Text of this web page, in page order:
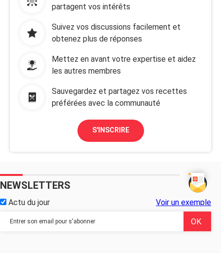
partagent vos intérêts
Suivez vos discussions facilement et
obtenez plus de réponses
Mettez en avant votre expertise et aidez
les autres membres
Sauvegardez et partagez vos recettes
préférées avec la communauté
S'INSCRIRE
NEWSLETTERS
Actu du jour Voir un exemple